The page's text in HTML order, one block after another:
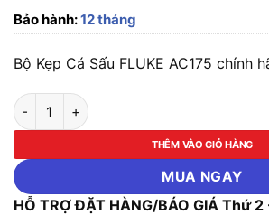
Bảo hành:12 tháng
Bộ Kẹp Cá Sấu FLUKE AC175 chính
Bộ Kẹp Cá Sấu FLUKE AC175 số lượng
THÊM VÀO GIỎ HÀNG
MUA NGAY
HỖ TRỢ ĐẶT HÀNG/BÁO GIÁ Thứ